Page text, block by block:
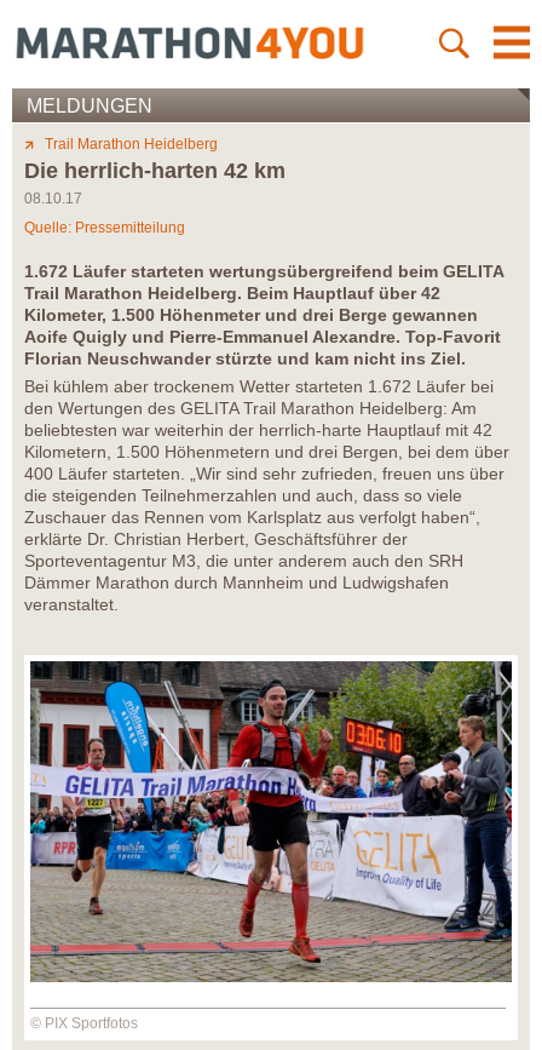
MELDUNGEN
Trail Marathon Heidelberg
Die herrlich-harten 42 km
08.10.17
Quelle: Pressemitteilung
1.672 Läufer starteten wertungsübergreifend beim GELITA
Trail Marathon Heidelberg. Beim Hauptlauf über 42
Kilometer, 1.500 Höhenmeter und drei Berge gewannen
Aoife Quigly und Pierre-Emmanuel Alexandre. Top-Favorit
Florian Neuschwander stürzte und kam nicht ins Ziel.
Bei kühlem aber trockenem Wetter starteten 1.672 Läufer bei
den Wertungen des GELITA Trail Marathon Heidelberg: Am
beliebtesten war weiterhin der herrlich-harte Hauptlauf mit 42
Kilometern, 1.500 Höhenmetern und drei Bergen, bei dem über
400 Läufer starteten. „Wir sind sehr zufrieden, freuen uns über
die steigenden Teilnehmerzahlen und auch, dass so viele
Zuschauer das Rennen vom Karlsplatz aus verfolgt haben“,
erklärte Dr. Christian Herbert, Geschäftsführer der
Sporteventagentur M3, die unter anderem auch den SRH
Dämmer Marathon durch Mannheim und Ludwigshafen
veranstaltet.
© PIX Sportfotos